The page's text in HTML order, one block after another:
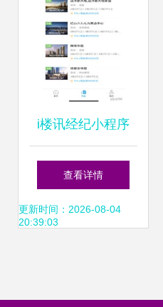
i楼讯经纪小程序
房地产经纪服务的
智能新平台
查看详情
更新时间：2026-08-04
20:39:03